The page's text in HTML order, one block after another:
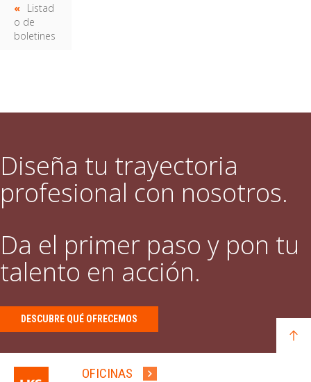
Listad
o de
boletines
Diseña tu trayectoria
profesional con nosotros.
Da el primer paso y pon tu
talento en acción.
DESCUBRE QUÉ OFRECEMOS
OFICINAS